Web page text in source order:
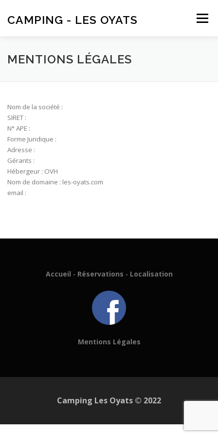
contenu
CAMPING - LES OYATS Menu
FAIRE UNE RESERVATION LOCALISATION
MENTIONS LÉGALES
Nom de la société :
SIRET :
N° APE :
Forme Juridique :
Adresse :
Gérants :
Hébergeur : OVH
Nom de domaine : les-oyats.com
email :
Accueil - Réservations - Localisation
Mentions Légales